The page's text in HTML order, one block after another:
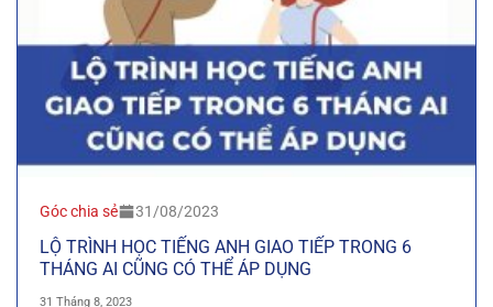
Góc chia sẻ 31/08/2023
LỘ TRÌNH HỌC TIẾNG ANH GIAO TIẾP TRONG 6
THÁNG AI CŨNG CÓ THỂ ÁP DỤNG
31 Tháng 8, 2023